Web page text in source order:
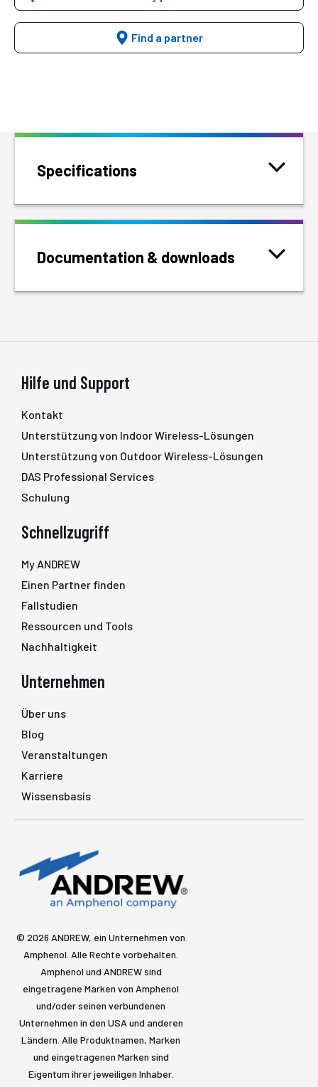
Find a partner
Specifications
Documentation & downloads
Hilfe und Support
Kontakt
Unterstützung von Indoor Wireless-Lösungen
Unterstützung von Outdoor Wireless-Lösungen
DAS Professional Services
Schulung
Schnellzugriff
My ANDREW
Einen Partner finden
Fallstudien
Ressourcen und Tools
Nachhaltigkeit
Unternehmen
Über uns
Blog
Veranstaltungen
Karriere
Wissensbasis
© 2026 ANDREW, ein Unternehmen von
Amphenol. Alle Rechte vorbehalten.
Amphenol und ANDREW sind
eingetragene Marken von Amphenol
und/oder seinen verbundenen
Unternehmen in den USA und anderen
Ländern. Alle Produktnamen, Marken
und eingetragenen Marken sind
Eigentum ihrer jeweiligen Inhaber.